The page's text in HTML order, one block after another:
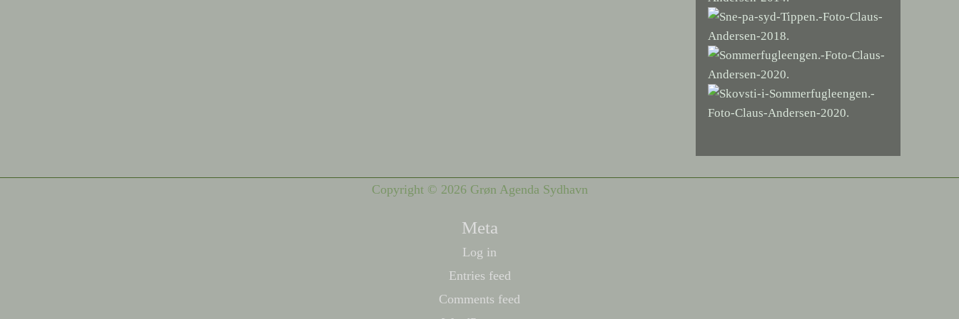
Copyright © 2026 Grøn Agenda Sydhavn
Meta
Log in
Entries feed
Comments feed